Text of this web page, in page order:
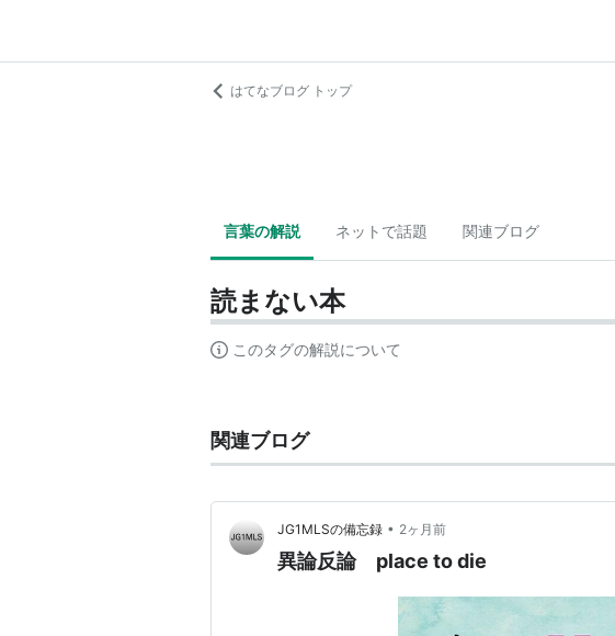
はてなブログ トップ
言葉の解説 ネットで話題 関連ブログ
読まない本
このタグの解説について
関連ブログ
JG1MLSの備忘録 • 2ヶ月前
異論反論 place to die